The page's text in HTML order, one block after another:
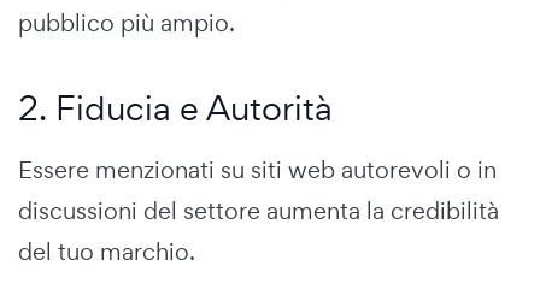
pubblico più ampio.
2. Fiducia e Autorità
Essere menzionati su siti web autorevoli o in
discussioni del settore aumenta la credibilità
del tuo marchio.